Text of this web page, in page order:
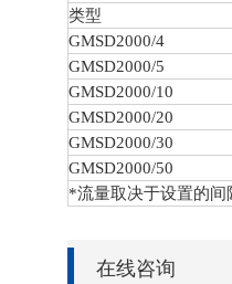
类型
GMSD2000/4
GMSD2000/5
GMSD2000/10
GMSD2000/20
GMSD2000/30
GMSD2000/50
*流量取决于设置的间
在线咨询